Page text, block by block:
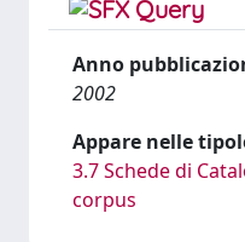
Anno
2002
Appare nelle
3.7 Schede di
corpus